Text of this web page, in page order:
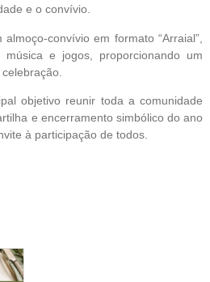
e o convívio.
convívio em formato “Arraial”,
e jogos, proporcionando um
objetivo reunir toda a comunidade
e encerramento simbólico do ano
à participação de todos.